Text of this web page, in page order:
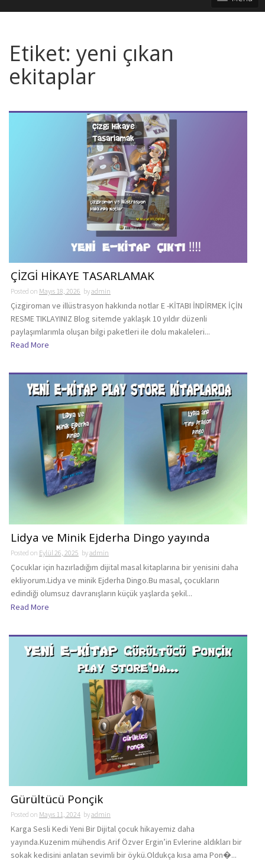
Etiket:yeni çıkan
ekitaplar
ÇİZGİ HİKAYE TASARLAMAK
Posted on Mayıs 18, 2026 byadmin
Çizgiroman ve illüstrasyon hakkında notlar E -KİTABI İNDİRMEK İÇİN
RESME TIKLAYINIZ Blog sitemde yaklaşık 10 yıldır düzenli
paylaşımlarımla oluşan bilgi paketleri ile dolu makaleleri...
Read More
Lidya ve Minik Ejderha Dingo yayında
Posted on Eylül 26, 2025 byadmin
Çocuklar için hazırladığım dijital masal kitaplarına bir yenisini daha
ekliyorum.Lidya ve minik Ejderha Dingo.Bu masal, çocukların
edindiği olumsuz davranışların küçük yaşlarda şekil...
Read More
Gürültücü Ponçik
Posted on Mayıs 11, 2024 byadmin
Karga Sesli Kedi Yeni Bir Dijital çocuk hikayemiz daha
yayında.Kuzenim mühendis Arif Özver Ergin’in Evlerine aldıkları bir
sokak kedisini anlatan sevimli bir öykü.Oldukça kısa ama Pon�...